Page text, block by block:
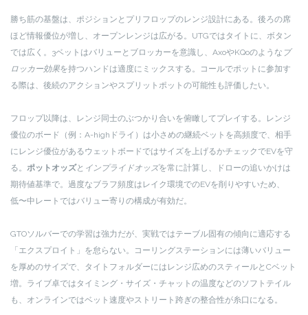
勝ち筋の基盤は、ポジションとプリフロップのレンジ設計にある。後ろの席
ほど情報優位が増し、オープンレンジは広がる。UTGではタイトに、ボタン
では広く。3ベットはバリューとブロッカーを意識し、AxoやKQoのような ブ
ロッカー効果を持つハンドは適度にミックスする。コールでポットに参加す
る際は、後続のアクションやスプリットポットの可能性も評価したい。
フロップ以降は、レンジ同士のぶつかり合いを俯瞰してプレイする。レンジ
優位のボード（例：A-highドライ）は小さめの継続ベットを高頻度で、相手
にレンジ優位があるウェットボードではサイズを上げるかチェックでEVを守
る。 ポットオッズと インプライドオッズを常に計算し、ドローの追いかけは
期待値基準で。過度なブラフ頻度はレイク環境でのEVを削りやすいため、
低〜中レートではバリュー寄りの構成が有効だ。
GTOソルバーでの学習は強力だが、実戦ではテーブル固有の傾向に適応する
「エクスプロイト」を怠らない。コーリングステーションには薄いバリュー
を厚めのサイズで、タイトフォルダーにはレンジ広めのスティールとCベット
増。ライブ卓ではタイミング・サイズ・チャットの温度などのソフトテイル
も、オンラインではベット速度やストリート跨ぎの整合性が糸口になる。